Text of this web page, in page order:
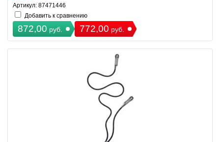
Артикул: 87471446
Добавить к сравнению
872,00 руб. 772,00 руб.